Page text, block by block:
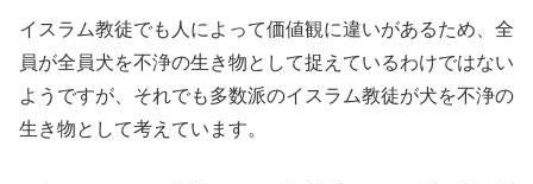
イスラム教徒でも人によって価値観に違いがあるため、全
員が全員犬を不浄の生き物として捉えているわけではない
ようですが、それでも多数派のイスラム教徒が犬を不浄の
生き物として考えています。